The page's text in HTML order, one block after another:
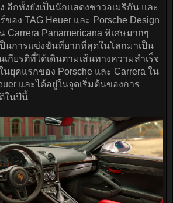
อีกทั้งยังเป็นนักแสดงชาวอเมริกัน และ
อง TAG Heuer และ Porsche Design
Carrera Panamericana พิเศษมากๆ
ป็นการแข่งขันที่ยากที่สุดในโลกมาเป็น
เกียรติที่ได้เดินตามเส้นทางความสำเร็จ
ยุคแรกของ Porsche และ Carrera ใน
และได้อยู่ในจุดเริ่มต้นของการ
ในปีนี้